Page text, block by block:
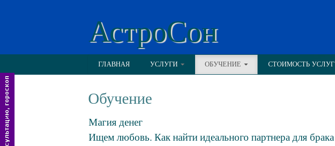
АстроСон
ГЛАВНАЯ УСЛУГИ ОБУЧЕНИЕ СТОИМОСТЬ УСЛУГ
Обучение
Магия денег
Ищем любовь. Как найти идеального партнера для брака